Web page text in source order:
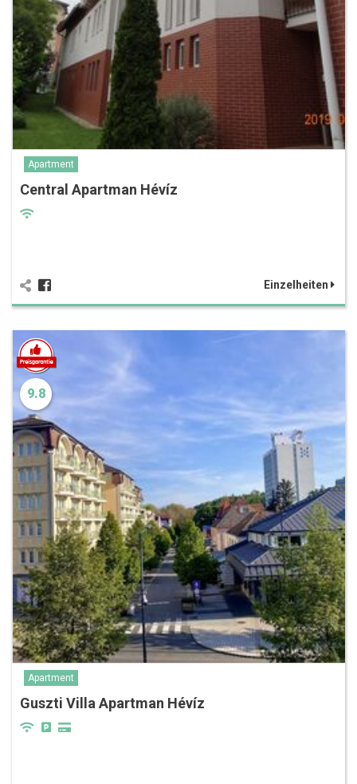
Apartment
Central Apartman Hévíz
Einzelheiten
9.8
Apartment
Guszti Villa Apartman Hévíz